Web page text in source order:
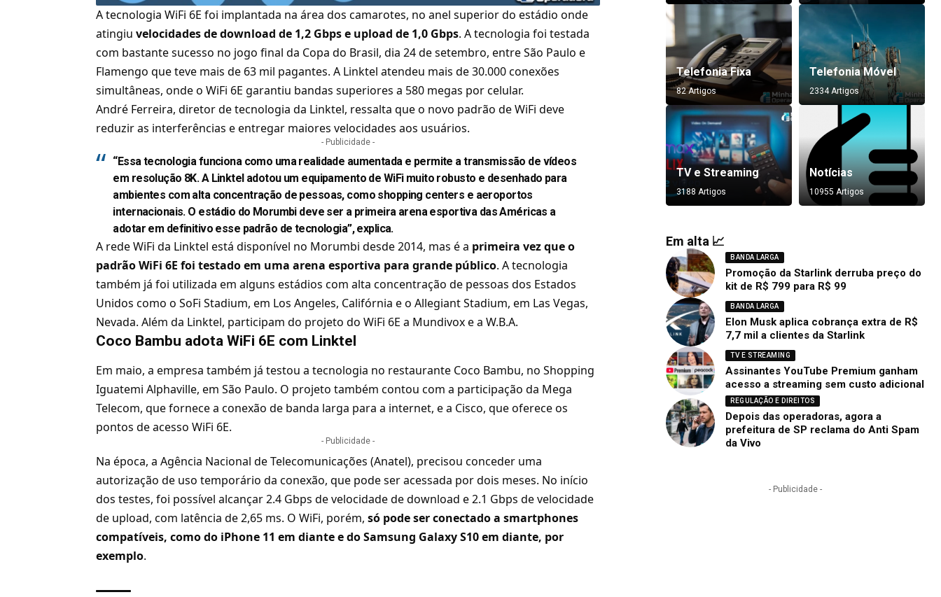
A tecnologia WiFi 6E foi implantada na área dos camarotes, no anel superior do estádio onde
atingiuvelocidades de download de 1,2 Gbps e upload de 1,0 Gbps. A tecnologia foi testada
com bastante sucesso no jogo final da Copa do Brasil, dia 24 de setembro, entre São Paulo e
Flamengo que teve mais de 63 mil pagantes. A Linktel atendeu mais de 30.000 conexões
simultâneas, onde o WiFi 6E garantiu bandas superiores a 580 megas por celular.
André Ferreira, diretor de tecnologia da Linktel, ressalta que o novo padrão de WiFi deve
reduzir as interferências e entregar maiores velocidades aos usuários.
- Publicidade -
“Essa tecnologia funciona como uma realidade aumentada e permite a transmissão de vídeos
em resolução 8K. A Linktel adotou um equipamento de WiFi muito robusto e desenhado para
ambientes com alta concentração de pessoas, como shopping centers e aeroportos
internacionais. O estádio do Morumbi deve ser a primeira arena esportiva das Américas a
adotar em definitivo esse padrão de tecnologia”, explica.
A rede WiFi da Linktel está disponível no Morumbi desde 2014, mas é a primeira vez que o
padrão WiFi 6E foi testado em uma arena esportiva para grande público. A tecnologia
também já foi utilizada em alguns estádios com alta concentração de pessoas dos Estados
Unidos como o SoFi Stadium, em Los Angeles, Califórnia e o Allegiant Stadium, em Las Vegas,
Nevada. Além da Linktel, participam do projeto do WiFi 6E a Mundivox e a W.B.A.
Coco Bambu adota WiFi 6E com Linktel
Em maio, a empresa também já testou a tecnologia no restaurante Coco Bambu, no Shopping
Iguatemi Alphaville, em São Paulo. O projeto também contou com a participação da Mega
Telecom, que fornece a conexão de banda larga para a internet, e a Cisco, que oferece os
pontos de acesso WiFi 6E.
- Publicidade -
Na época, a Agência Nacional de Telecomunicações (Anatel), precisou conceder uma
autorização de uso temporário da conexão, que pode ser acessada por dois meses. No início
dos testes, foi possível alcançar 2.4 Gbps de velocidade de download e 2.1 Gbps de velocidade
de upload, com latência de 2,65 ms. O WiFi, porém,só pode ser conectado a smartphones
compatíveis, como do iPhone 11 em diante e do Samsung Galaxy S10 em diante, por
exemplo.
Telefonia Fixa
82 Artigos
Telefonia Móvel
2334 Artigos
TV e Streaming
3188 Artigos
Notícias
10955 Artigos
Em alta 📈
BANDA LARGA
Promoção da Starlink derruba preço do
kit de R$ 799 para R$ 99
BANDA LARGA
Elon Musk aplica cobrança extra de R$
7,7 mil a clientes da Starlink
TV E STREAMING
Assinantes YouTube Premium ganham
acesso a streaming sem custo adicional
REGULAÇÃO E DIREITOS
Depois das operadoras, agora a
prefeitura de SP reclama do Anti Spam
da Vivo
- Publicidade -